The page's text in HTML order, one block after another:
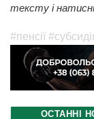
тексту і
#пенсії
ОСТАННІ